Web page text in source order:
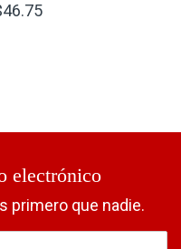
46.75
electrónico
primero que nadie.